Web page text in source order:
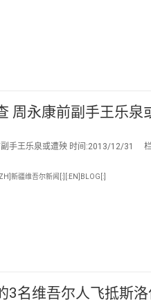
周永康前副手王乐泉
副手王乐泉或遭殃 时间:2013/12/31
新疆维吾尔新闻[:][:EN]BLOG[:]
3名维吾尔人飞抵斯洛